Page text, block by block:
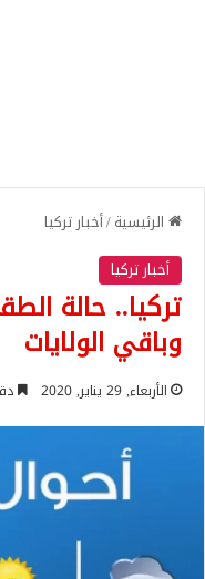
الرئيسية/أخبار تركيا
أخبار تركيا
تركيا.. حالة
وباقي الولايات
الأربعاء, 29 يناير, 2020